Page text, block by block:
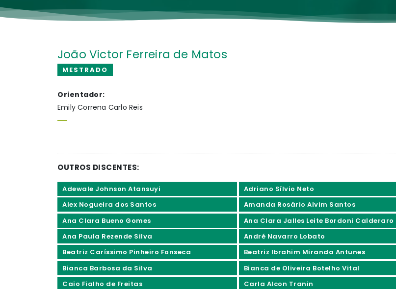
João Victor Ferreira de Matos
MESTRADO
Orientador:
Emily Correna Carlo Reis
OUTROS DISCENTES:
Adewale Johnson Atansuyi Adriano Sílvio Neto
Alex Nogueira dos Santos
Amanda Rosário Alvim Santos
Ana Clara Bueno Gomes
Ana Clara Jalles Leite Bordoni Calderaro
Ana Paula Rezende Silva
André Navarro Lobato
Beatriz Caríssimo Pinheiro Fonseca
Beatriz Ibrahim Miranda Antunes
Bianca Barbosa da Silva
Bianca de Oliveira Botelho Vital
Caio Fialho de Freitas
Carla Alcon Tranin